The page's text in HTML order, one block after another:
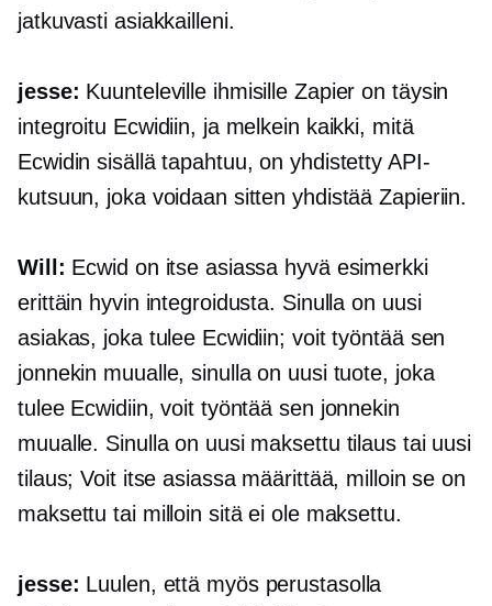
jatkuvasti asiakkailleni.
jesse: Kuunteleville ihmisille Zapier on täysin
integroitu Ecwidiin, ja melkein kaikki, mitä
Ecwidin sisällä tapahtuu, on yhdistetty API-
kutsuun, joka voidaan sitten yhdistää Zapieriin.
Will: Ecwid on itse asiassa hyvä esimerkki
erittäin hyvin integroidusta. Sinulla on uusi
asiakas, joka tulee Ecwidiin; voit työntää sen
jonnekin muualle, sinulla on uusi tuote, joka
tulee Ecwidiin, voit työntää sen jonnekin
muualle. Sinulla on uusi maksettu tilaus tai uusi
tilaus; Voit itse asiassa määrittää, milloin se on
maksettu tai milloin sitä ei ole maksettu.
jesse: Luulen, että myös perustasolla